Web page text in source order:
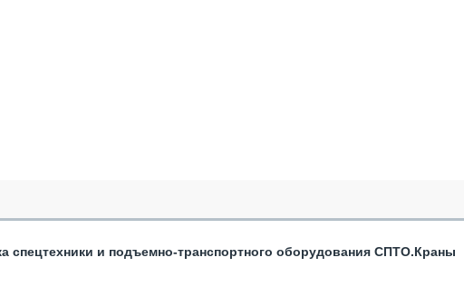
спецтехники и подъемно-транспортного оборудования СПТО.Краны